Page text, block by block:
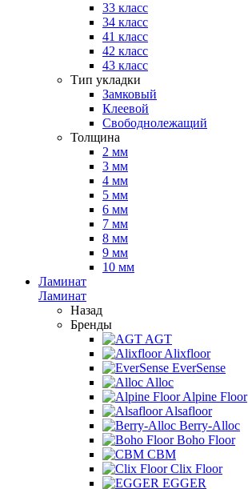
33 класс
34 класс
41 класс
42 класс
43 класс
Тип укладки
Замковый
Клеевой
Свободнолежащий
Толщина
2 мм
3 мм
4 мм
5 мм
6 мм
7 мм
8 мм
9 мм
10 мм
Ламинат
Ламинат
Назад
Бренды
AGT
Alixfloor
EverSense
Alloc
Alpine Floor
Alsafloor
Berry-Alloc
Boho Floor
CBM
Clix Floor
EGGER